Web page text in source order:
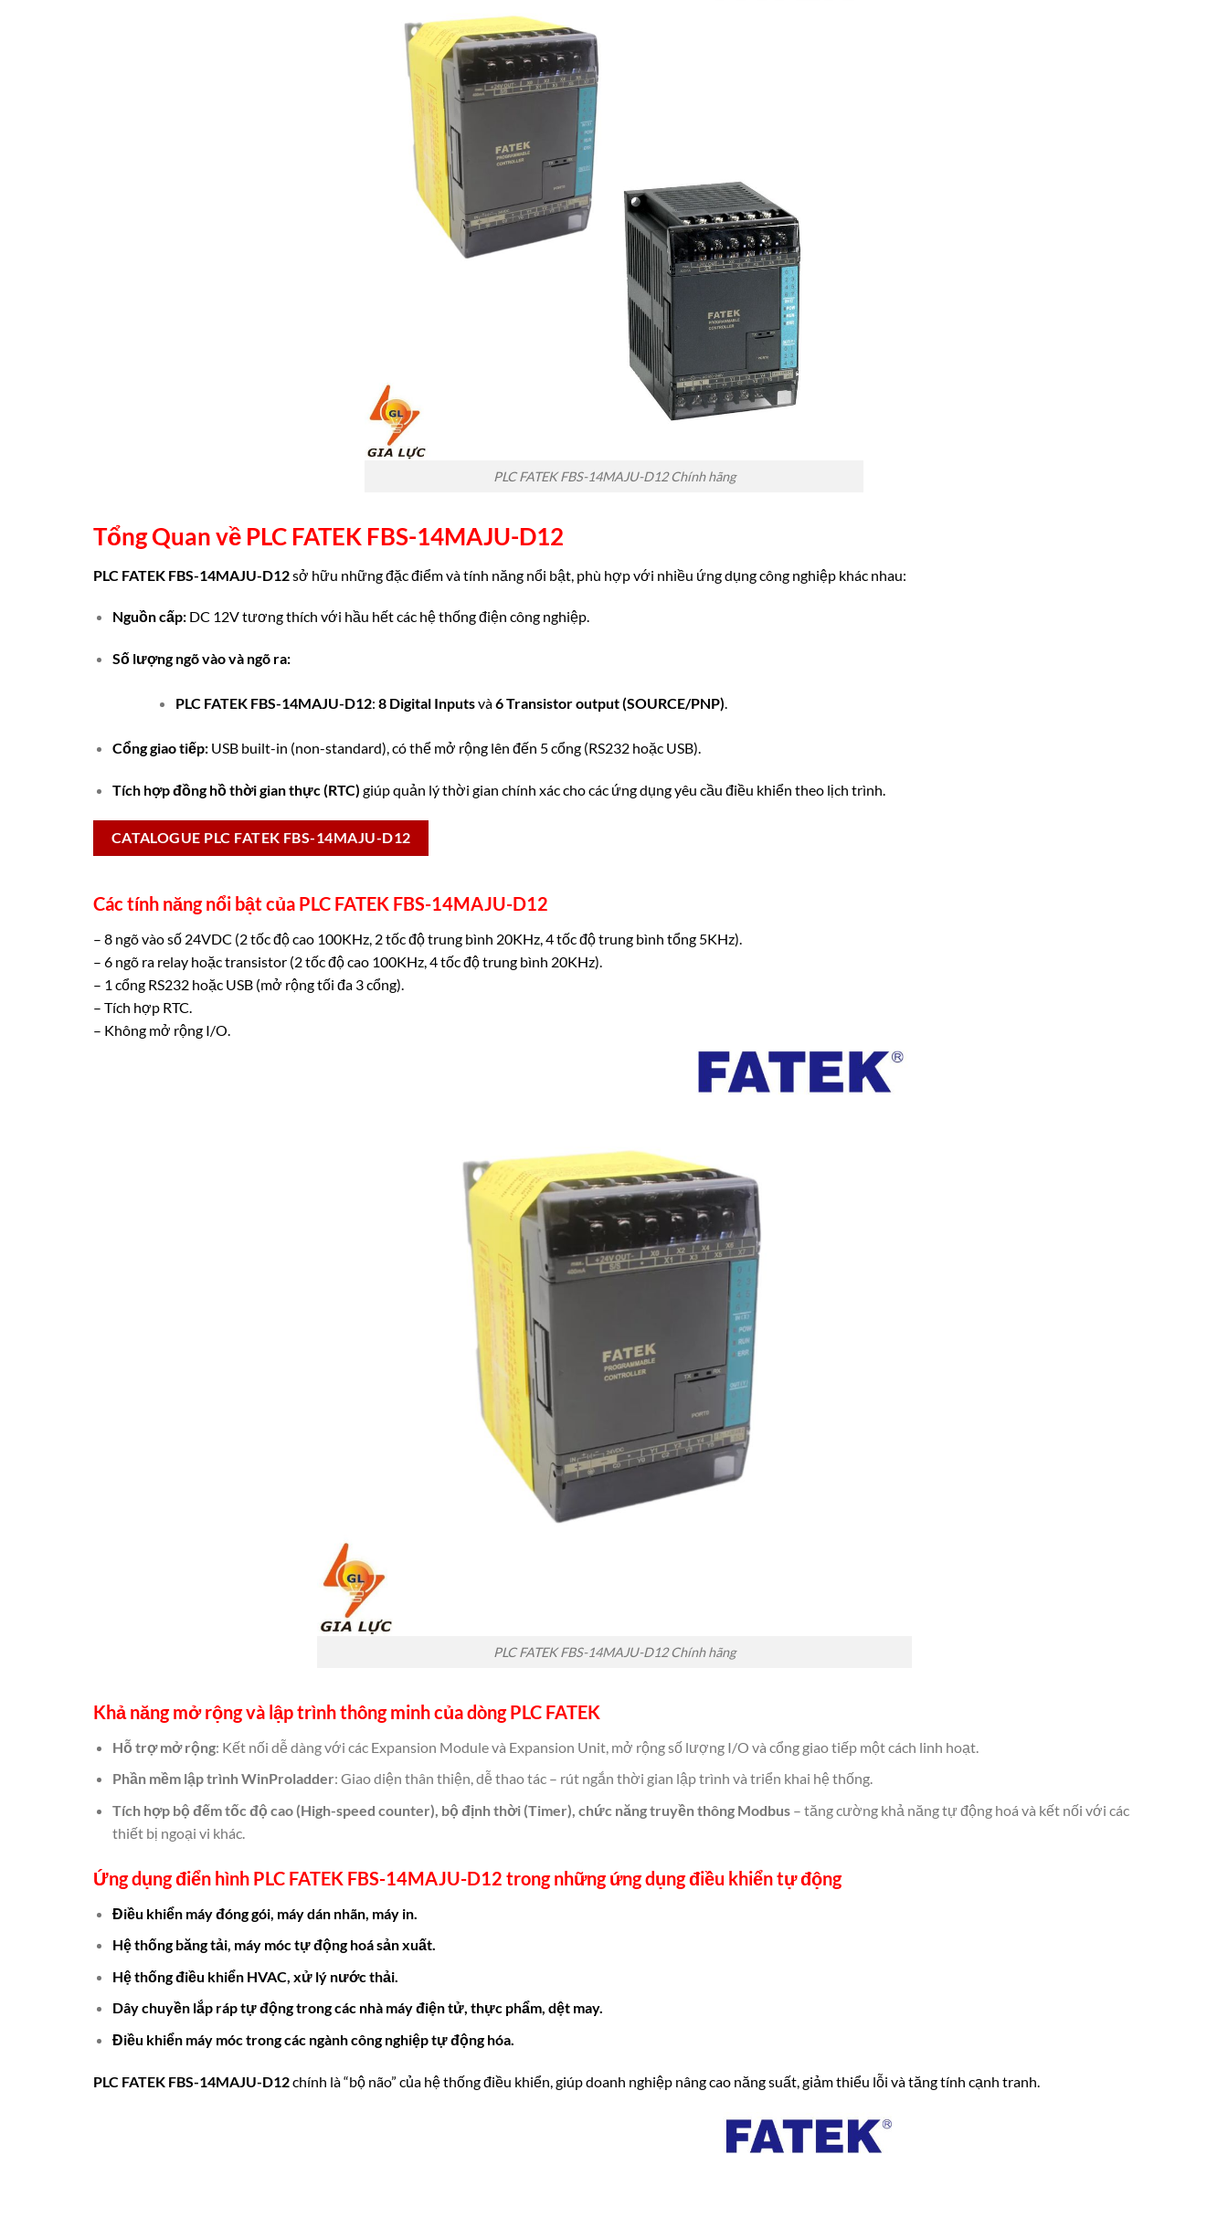
PLC FATEK FBS-14MAJU-D12 Chính hãng
Tổng Quan về PLC FATEK FBS-14MAJU-D12
PLC FATEK FBS-14MAJU-D12sở hữu những đặc điểm và tính năng nổi bật, phù hợp với nhiều ứng dụng công nghiệp khác nhau:
Nguồn cấp:DC 12V tương thích với hầu hết các hệ thống điện công nghiệp.
Số lượng ngõ vào và ngõ ra:
PLC FATEK FBS-14MAJU-D12: 8 Digital Inputsvà6 Transistor output (SOURCE/PNP).
Cổng giao tiếp:USB built-in (non-standard), có thể mở rộng lên đến 5 cổng (RS232 hoặc USB).
Tích hợp đồng hồ thời gian thực (RTC) giúp quản lý thời gian chính xác cho các ứng dụng yêu cầu điều khiển theo lịch trình.
CATALOGUE PLC FATEK FBS-14MAJU-D12
Các tính năng nổi bật của PLC FATEK FBS-14MAJU-D12
– 8 ngõ vào số 24VDC (2 tốc độ cao 100KHz, 2 tốc độ trung bình 20KHz, 4 tốc độ trung bình tổng 5KHz).
– 6 ngõ ra relay hoặc transistor (2 tốc độ cao 100KHz, 4 tốc độ trung bình 20KHz).
– 1 cổng RS232 hoặc USB (mở rộng tối đa 3 cổng).
– Tích hợp RTC.
– Không mở rộng I/O.
PLC FATEK FBS-14MAJU-D12 Chính hãng
Khả năng mở rộng và lập trình thông minh của dòng PLC FATEK
Hỗ trợ mở rộng: Kết nối dễ dàng với các Expansion Module và Expansion Unit, mở rộng số lượng I/O và cổng giao tiếp một cách linh hoạt.
Phần mềm lập trình WinProladder: Giao diện thân thiện, dễ thao tác – rút ngắn thời gian lập trình và triển khai hệ thống.
Tích hợp bộ đếm tốc độ cao (High-speed counter), bộ định thời (Timer), chức năng truyền thông Modbus– tăng cường khả năng tự động hoá và kết nối với các
thiết bị ngoại vi khác.
Ứng dụng điển hình PLC FATEK FBS-14MAJU-D12 trong những ứng dụngđiều khiển tự động
Điều khiển máy đóng gói, máy dán nhãn, máy in.
Hệ thống băng tải, máy móc tự động hoá sản xuất.
Hệ thống điều khiển HVAC, xử lý nước thải.
Dây chuyền lắp ráp tự động trong các nhà máy điện tử, thực phẩm, dệt may.
Điều khiển máy móc trong các ngành công nghiệp tự động hóa.
PLC FATEK FBS-14MAJU-D12chính là “bộ não” của hệ thống điều khiển, giúp doanh nghiệp nâng cao năng suất, giảm thiểu lỗi và tăng tính cạnh tranh.